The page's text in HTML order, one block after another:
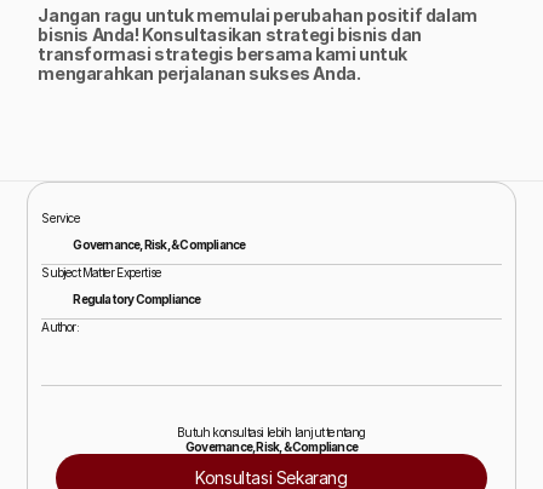
Jangan ragu untuk memulai perubahan positif dalam
bisnis Anda! Konsultasikan strategi bisnis dan
transformasi strategis bersama kami untuk
mengarahkan perjalanan sukses Anda.
Service
Governance, Risk, & Compliance
Subject Matter Expertise
Regulatory Compliance
Author:
Butuh konsultasi lebih lanjut tentang
Governance, Risk, & Compliance
Konsultasi Sekarang